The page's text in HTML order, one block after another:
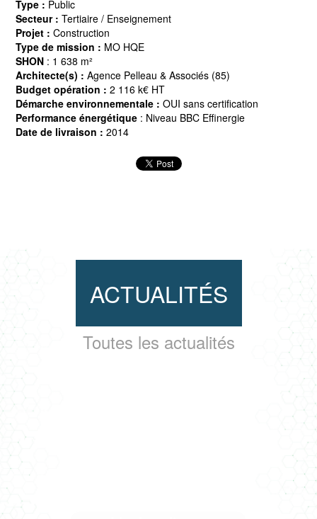
Type : Public
Secteur : Tertiaire / Enseignement
Projet : Construction
Type de mission : MO HQE
SHON : 1 638 m²
Architecte(s) : Agence Pelleau & Associés (85)
Budget opération : 2 116 k€ HT
Démarche environnementale : OUI sans certification
Performance énergétique : Niveau BBC Effinergie
Date de livraison : 2014
ACTUALITÉS
Toutes les actualités
CASERNE PONT ACHARD - LE
RÉEMPLOI AU SERVICE D'UN